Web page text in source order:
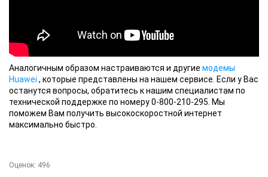
Аналогичным образом настраиваются и другие модемы
Huawei , которые представлены на нашем сервисе. Если у Вас
останутся вопросы, обратитесь к нашим специалистам по
технической поддержке по номеру 0-800-210-295. Мы
поможем Вам получить высокоскоростной интернет
максимально быстро.
Оценок: 496